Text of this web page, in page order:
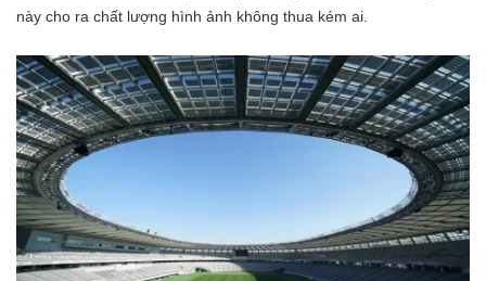
này cho ra chất lượng hình ảnh không thua kém ai.